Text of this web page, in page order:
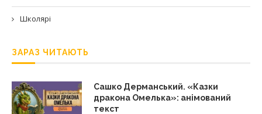
Школярі
ЗАРАЗ ЧИТАЮТЬ
Сашко Дерманський. «Казки
дракона Омелька»: анімований
текст